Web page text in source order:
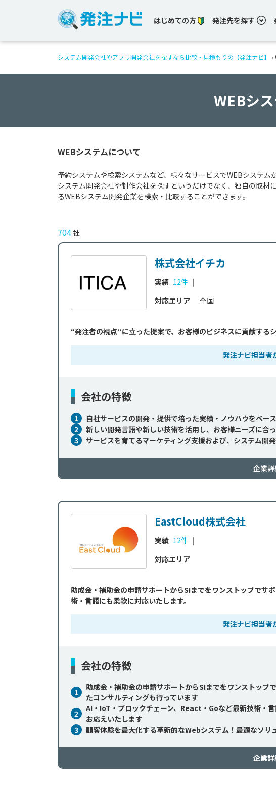
はじめての方 発注先を探す
システム開発会社やアプリ開発会社を探すなら比較・見積もりの【発注ナビ】 ›
WEBシ
WEBシステムについて
予約システムや検索システムなど、様々なサービスでWEBシステ
システム開発会社や制作会社を探すというだけでなく、独自の取
るWEBシステム開発企業を検索・比較することができます。
704社
株式会社イチカ
実績 12件 |
対応エリア
全国
“発注者の視点”に立った提案で、お客様のビジネスに貢献する
発注ナビ担当者
会社の特徴
1
自社サービスの開発・提供で培った実績・ノウハウをベー
2
新しい開発言語や新しい技術を活用し、お客様ニーズに合
3
サービスを育てるマーケティング支援および、システム開
企業詳
EastCloud株式会社
実績 12件 |
対応エリア
助成金・補助金の申請サポートからSIまでをワンストップで
術・言語にも柔軟に対応いたします。
発注ナビ担当者
会社の特徴
1
助成金・補助金の申請サポートからSIまでをワンストップ
たコンサルティングも行っています
2
AI・IoT・ブロックチェーン、React・Goなど最新技術・
お応えいたします
3
顧客体験を最大化する革新的なWebシステム！最適なソリ
企業詳